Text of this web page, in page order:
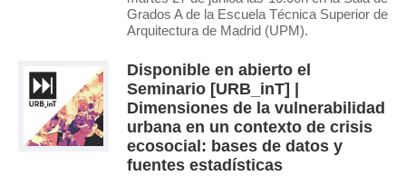
Grados A de la Escuela Técnica Superior de
Arquitectura de Madrid (UPM).
Disponible en abierto el
Seminario [URB_inT] |
Dimensiones de la vulnerabilidad
urbana en un contexto de crisis
ecosocial: bases de datos y
fuentes estadísticas